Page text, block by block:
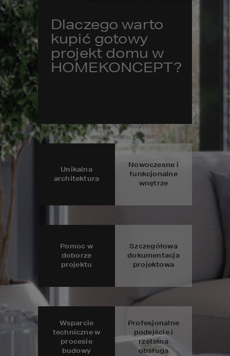
Dlaczego warto
kupić gotowy
projekt domu w
HOMEKONCEPT?
Unikalna
architektura
Nowoczesne i
funkcjonalne
wnętrze
Pomoc w
doborze
projektu
Szczegółowa
dokumentacja
projektowa
Wsparcie
techniczne w
procesie
budowy
Profesjonalne
podejście i
rzetelna
obsługa